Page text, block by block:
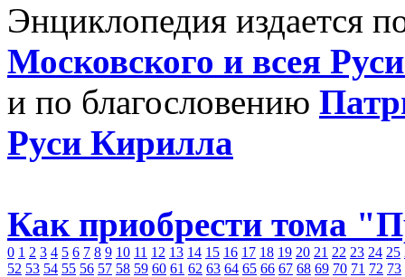
Энциклопедия издается
Московского и всея
и по благословению
Руси Кирилла
Как приобрести тома
0 1 2 3 4 5 6 7 8 9 10 11 12 13 14 15 16 17 18 19 20 21 22 23 24 25
52 53 54 55 56 57 58 59 60 61 62 63 64 65 66 67 68 69 70 71 72 73